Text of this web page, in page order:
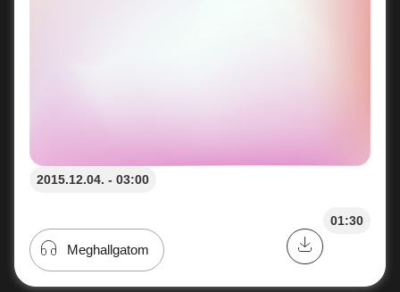
2015.12.04. - 03:00
01:30
Meghallgatom